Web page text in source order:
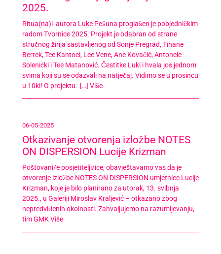
2025.
Ritua(na)l autora Luke Pešuna proglašen je pobjedničkim
radom Tvornice 2025. Projekt je odabran od strane
stručnog žirija sastavljenog od Sonje Pregrad, Tihane
Bertek, Tee Kantoci, Lee Vene, Ane Kovačić, Antonele
Solenički i Tee Matanović. Čestitke Luki i hvala još jednom
svima koji su se odazvali na natječaj. Vidimo se u prosincu
u 10ki! O projektu: […] Više
06-05-2025
Otkazivanje otvorenja izložbe NOTES
ON DISPERSION Lucije Krizman
Poštovani/e posjetitelji/ice, obavještavamo vas da je
otvorenje izložbe NOTES ON DISPERSION umjetnice Lucije
Krizman, koje je bilo planirano za utorak, 13. svibnja
2025., u Galeriji Miroslav Kraljević – otkazano zbog
nepredviđenih okolnosti. Zahvaljujemo na razumijevanju,
tim GMKViše